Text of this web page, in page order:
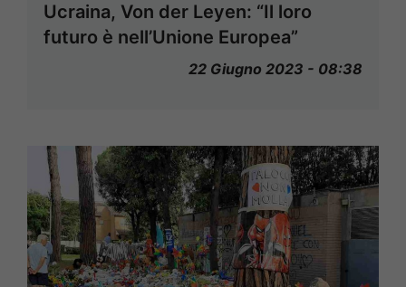
Ucraina, Von der Leyen: “Il loro
futuro è nell’Unione Europea”
22 Giugno 2023 - 08:38